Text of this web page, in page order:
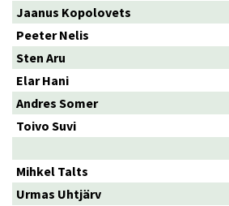
Jaanus Kopolovets
Peeter Nelis
Sten Aru
Elar Hani
Andres Somer
Toivo Suvi
Mihkel Talts
Urmas Uhtjärv